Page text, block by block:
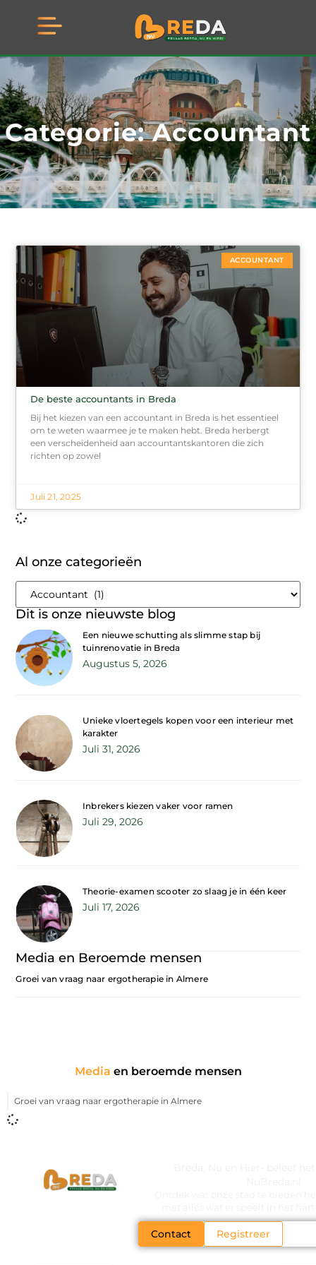
Categorie: Accountant
ACCOUNTANT
De beste accountants in Breda
Bij het kiezen van een accountant in Breda is het essentieel
om te weten waarmee je te maken hebt. Breda herbergt
een verscheidenheid aan accountantskantoren die zich
richten op zowel
Juli 21, 2025
Al onze categorieën
Dit is onze nieuwste blog
Een nieuwe schutting als slimme stap bij
tuinrenovatie in Breda
Augustus 5, 2026
Unieke vloertegels kopen voor een interieur met
karakter
Juli 31, 2026
Inbrekers kiezen vaker voor ramen
Juli 29, 2026
Theorie-examen scooter zo slaag je in één keer
Juli 17, 2026
Media en Beroemde mensen
Groei van vraag naar ergotherapie in Almere
Media en beroemde mensen
Groei van vraag naar ergotherapie in Almere
Contact Registreer